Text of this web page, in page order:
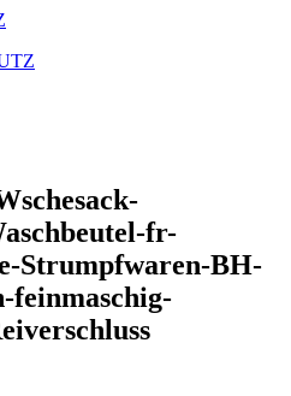
fr-
Strumpfwaren-BH-
feinmaschig-